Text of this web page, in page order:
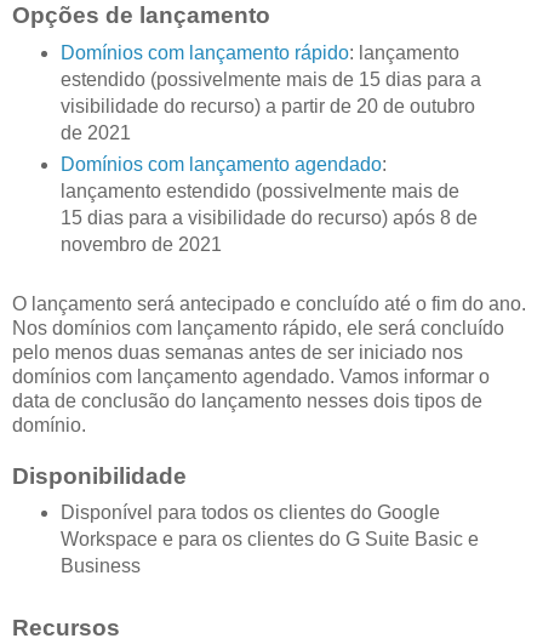
Opções de lançamento
Domínios com lançamento rápido: lançamento
estendido (possivelmente mais de 15 dias para a
visibilidade do recurso) a partir de 20 de outubro
de 2021
Domínios com lançamento agendado:
lançamento estendido (possivelmente mais de
15 dias para a visibilidade do recurso) após 8 de
novembro de 2021
O lançamento será antecipado e concluído até o fim do ano.
Nos domínios com lançamento rápido, ele será concluído
pelo menos duas semanas antes de ser iniciado nos
domínios com lançamento agendado. Vamos informar o
data de conclusão do lançamento nesses dois tipos de
domínio.
Disponibilidade
Disponível para todos os clientes do Google
Workspace e para os clientes do G Suite Basic e
Business
Recursos